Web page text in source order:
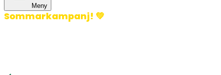
Meny
Sommarkampanj! 💚